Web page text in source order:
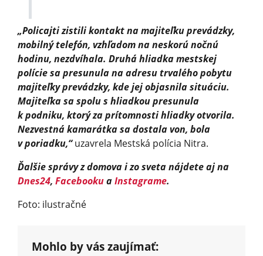
„Policajti zistili kontakt na majiteľku prevádzky,
mobilný telefón, vzhľadom na neskorú nočnú
hodinu, nezdvíhala. Druhá hliadka mestskej
polície sa presunula na adresu trvalého pobytu
majiteľky prevádzky, kde jej objasnila situáciu.
Majiteľka sa spolu s hliadkou presunula
k podniku, ktorý za prítomnosti hliadky otvorila.
Nezvestná kamarátka sa dostala von, bola
v poriadku,“uzavrela Mestská polícia Nitra.
Ďalšie správy z domova i zo sveta nájdete aj na
Dnes24, FacebookuaInstagrame.
Foto: ilustračné
Mohlo by vás zaujímať: